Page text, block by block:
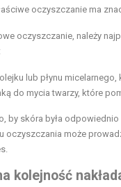
oczyszczanie ma
oczyszczanie, należy
lub płynu
do mycia twarzy, które
by skóra była
oczyszczania może
kolejność